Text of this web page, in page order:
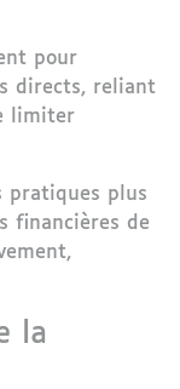
pour
directs, reliant
limiter
pratiques plus
financières de
la